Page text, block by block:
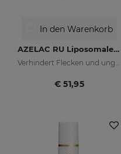
In den Warenkorb
AZELAC RU Liposomales Serum
Verhindert Flecken und ungleichmäßigen Hautton
€ 51,95